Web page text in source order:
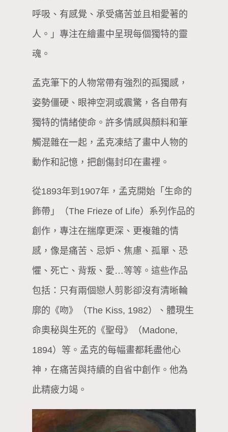
呼吸、有感覺、承受痛苦並且相愛著的
人。」專注在繪畫中呈現每個獨特的靈
魂。
孟克筆下的人物常帶有強烈的孤獨感，
姿勢僵硬、眼神空洞或震驚，各自帶有
獨特的情緒使命。許多情感與顏料和筆
觸混雜在一起，孟克凍結了畫中人物的
動作和記憶，把創傷封印在畫裡。
從1893年到1907年，孟克開始「生命的
飾帶」（The Frieze of Life）系列作品的
創作，專注在揣摩更深、更複雜的情
感，像是痛苦、忌妒、焦慮、孤單、恐
懼、死亡、背叛、愛…等等。這些作品
包括：只有兩個戀人剪影卻沒有清晰輪
廓的《吻》（The Kiss, 1982）、體現生
命奧秘與生死的《聖母》（Madone,
1894）等。孟克的每幅畫都耗盡他心
神，在痛苦與持續的自省中創作。他為
此精疲力竭。